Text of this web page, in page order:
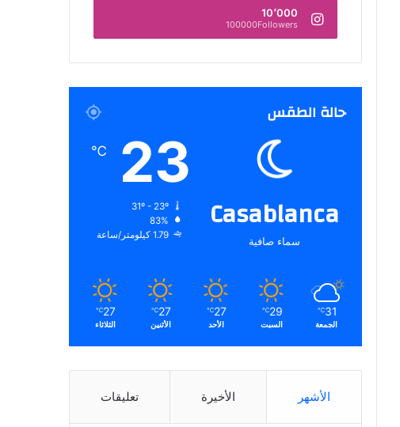
10٬000
100000Followers
حالة الطقس
Casablanca
سماء صافية
23
℃
83%
1.79 كيلومتر/ساعة
31
℃
الجمعة
29
℃
السبت
27
℃
الأحد
27
℃
الأثنين
27
℃
الثلاثاء
الأشهر الأخيرة تعليقات